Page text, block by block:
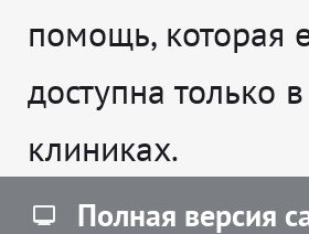
помощь, которая
доступна только
клиниках.
Полная версия